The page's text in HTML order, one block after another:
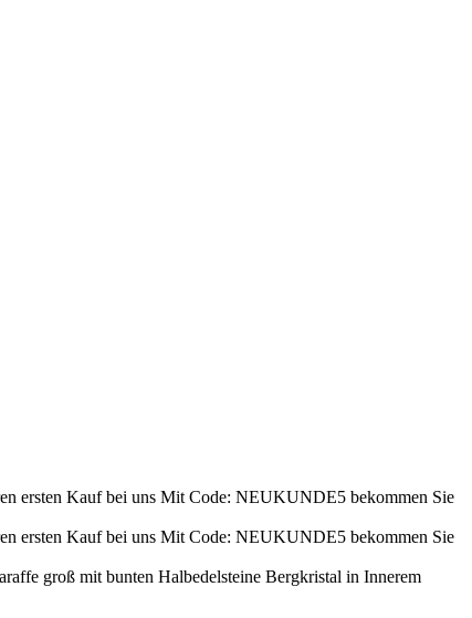
ersten Kauf bei uns Mit Code: NEUKUNDE5 bekommen Sie
ersten Kauf bei uns Mit Code: NEUKUNDE5 bekommen Sie
groß mit bunten Halbedelsteine Bergkristal in Innerem